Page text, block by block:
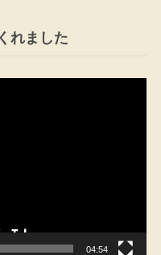
れました
04:54